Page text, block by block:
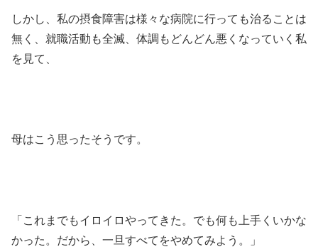
しかし、私の摂食障害は様々な病院に行っても治ることは
無く、就職活動も全滅、体調もどんどん悪くなっていく私
を見て、
母はこう思ったそうです。
「これまでもイロイロやってきた。でも何も上手くいかな
かった。だから、一旦すべてをやめてみよう。」